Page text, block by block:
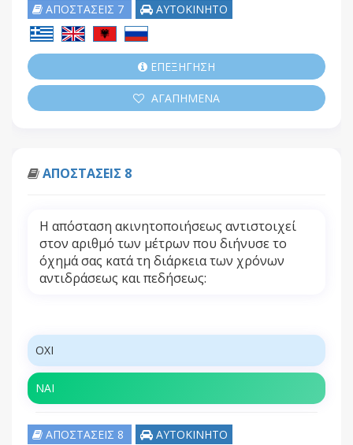
ΑΠΟΣΤΑΣΕΙΣ 7 ΑΥΤΟΚΙΝΗΤΟ
ΕΠΕΞΗΓΗΣΗ
ΑΓΑΠΗΜΕΝΑ
ΑΠΟΣΤΑΣΕΙΣ 8
Η απόσταση ακινητοποιήσεως αντιστοιχεί
στον αριθμό των μέτρων που διήνυσε το
όχημά σας κατά τη διάρκεια των χρόνων
αντιδράσεως και πεδήσεως:
ΟΧΙ
ΝΑΙ
ΑΠΟΣΤΑΣΕΙΣ 8 ΑΥΤΟΚΙΝΗΤΟ